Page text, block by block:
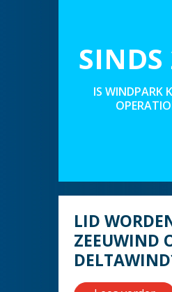
IS WINDPARK
LID
ZEEUWIND